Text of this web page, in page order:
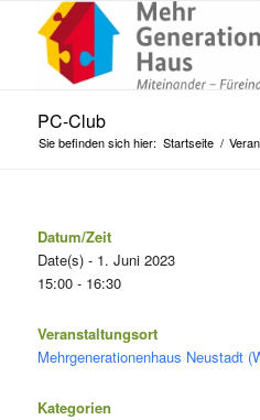
PC-Club
Sie befinden sich hier: Startseite /
Datum/Zeit
Date(s) - 1. Juni 2023
15:00 - 16:30
Veranstaltungsort
Mehrgenerationenhaus Neustadt
Kategorien